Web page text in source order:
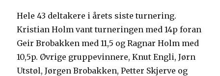
Hele 43 deltakere i årets siste turnering.
Kristian Holm vant turneringen med 14p foran
Geir Brobakken med 11,5 og Ragnar Holm med
10,5p. Øvrige gruppevinnere, Knut Engli, Jørn
Utstøl, Jørgen Brobakken, Petter Skjerve og